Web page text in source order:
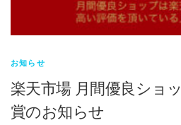
お知らせ
楽天市場 月間優良ショ
賞のお知らせ